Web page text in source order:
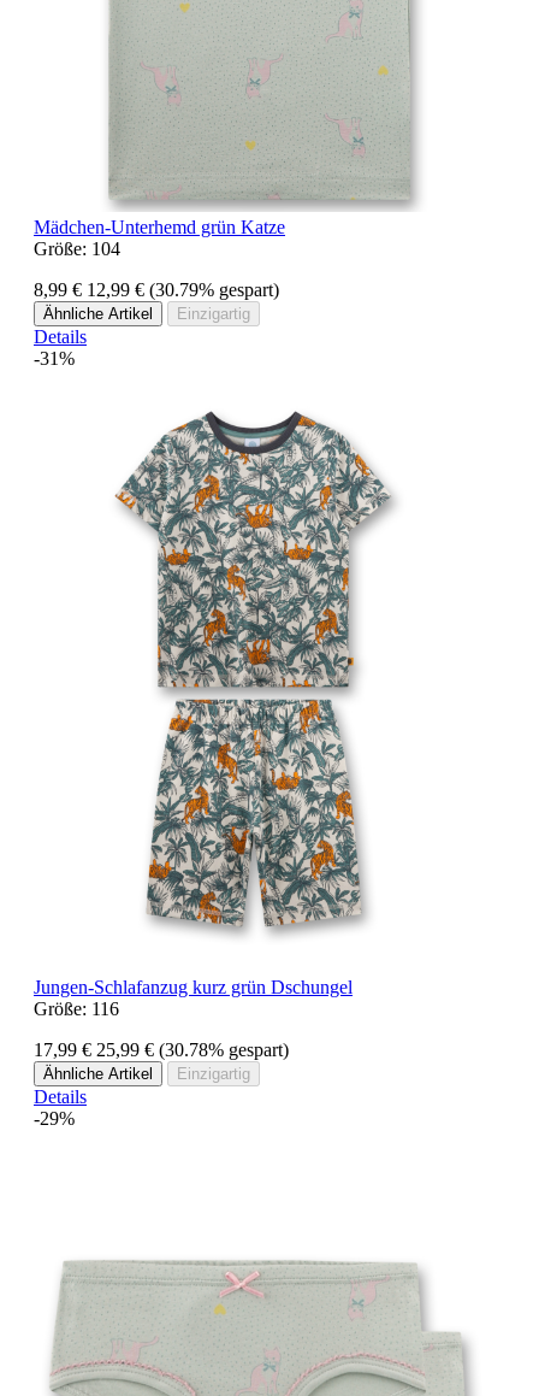
Mädchen-Unterhemd grün Katze
Größe: 104
8,99 € 12,99 € (30.79% gespart)
Ähnliche Artikel Einzigartig
Details
-31%
Jungen-Schlafanzug kurz grün Dschungel
Größe: 116
17,99 € 25,99 € (30.78% gespart)
Ähnliche Artikel Einzigartig
Details
-29%